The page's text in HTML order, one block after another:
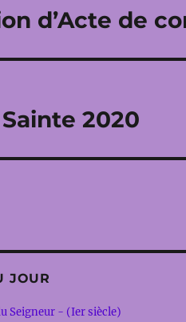
d’Acte de
2020
JOUR
Seigneur - (Ier siècle)